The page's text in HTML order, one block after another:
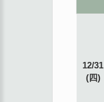
12/31
(四)